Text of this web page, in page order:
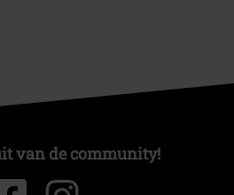
van de community!